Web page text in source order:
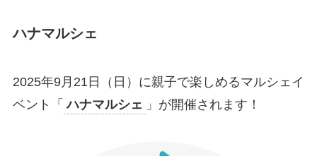
ハナマルシェ
2025年9月21日（日）に親子で楽しめるマルシェイ
ベント「 ハナマルシェ 」が開催されます！